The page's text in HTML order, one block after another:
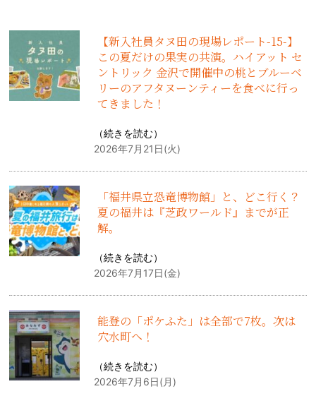
【新入社員タヌ田の現場レポート-15-】
この夏だけの果実の共演。ハイアット セ
ントリック 金沢で開催中の桃とブルーベ
リーのアフタヌーンティーを食べに行っ
てきました！
（続きを読む）
2026年7月21日(火)
「福井県立恐竜博物館」と、どこ行く？
夏の福井は『芝政ワールド』までが正
解。
（続きを読む）
2026年7月17日(金)
能登の「ポケふた」は全部で7枚。次は
穴水町へ！
（続きを読む）
2026年7月6日(月)